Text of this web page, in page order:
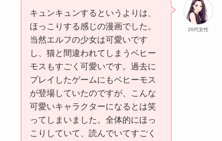
20代女性
キュンキュンするというよりは、
ほっこりする感じの漫画でした。
当然エルフの少女は可愛いです
し、猫と間違われてしまうベヒー
モスもすごく可愛いです。過去に
プレイしたゲームにもベヒーモス
が登場していたのですが、こんな
可愛いキャラクターになるとは笑
ってしまいました。全体的にほっ
こりしていて、読んでいてすごく